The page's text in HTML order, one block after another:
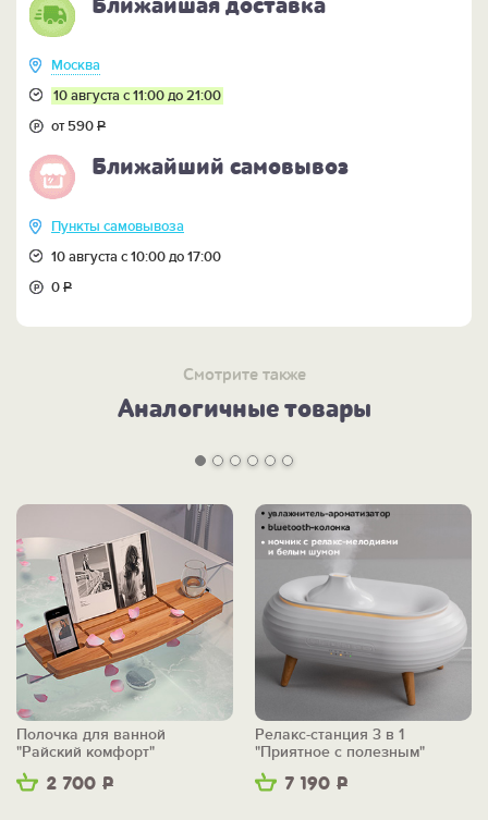
Ближайшая доставка
Москва
10 августа с 11:00 до 21:00
от 590Р
Ближайший самовывоз
Пункты самовывоза
10 августа с 10:00 до 17:00
0Р
Смотрите также
Аналогичные товары
2 700 Р
Полочка для ванной
"Райский комфорт"
7 190 Р
Релакс-станция 3 в 1
"Приятное с полезным"